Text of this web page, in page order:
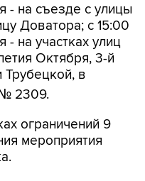
- на участках улиц
Октября, 3-й
в
2309.
ограничений 9
с 7:50 до конца